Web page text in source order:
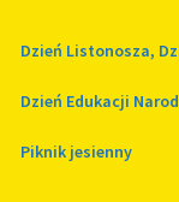
Dzień Listonosza,
Dzień Edukacji
Piknik jesienny